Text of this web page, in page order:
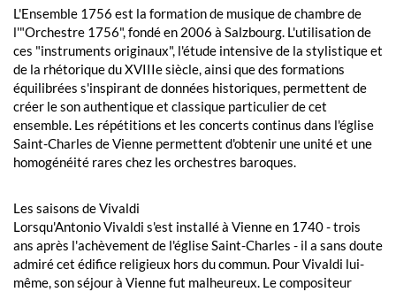
L'Ensemble 1756 est la formation de musique de chambre de
l'"Orchestre 1756", fondé en 2006 à Salzbourg. L'utilisation de
ces "instruments originaux", l'étude intensive de la stylistique et
de la rhétorique du XVIIIe siècle, ainsi que des formations
équilibrées s'inspirant de données historiques, permettent de
créer le son authentique et classique particulier de cet
ensemble. Les répétitions et les concerts continus dans l'église
Saint-Charles de Vienne permettent d'obtenir une unité et une
homogénéité rares chez les orchestres baroques.
Les saisons de Vivaldi
Lorsqu'Antonio Vivaldi s'est installé à Vienne en 1740 - trois
ans après l'achèvement de l'église Saint-Charles - il a sans doute
admiré cet édifice religieux hors du commun. Pour Vivaldi lui-
même, son séjour à Vienne fut malheureux. Le compositeur